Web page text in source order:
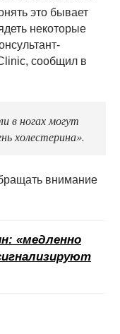
это бывает
некоторые
сообщил в
в ногах могут
холестерина».
внимание
«медленно